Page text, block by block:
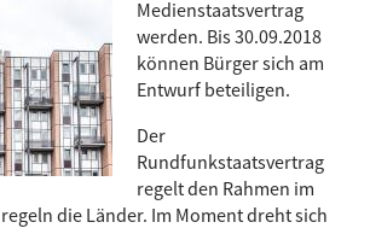
Medienstaatsvertrag
werden. Bis 30.09.2018
können Bürger sich am
Entwurf beteiligen.
Der
Rundfunkstaatsvertrag
regelt den Rahmen im
die Länder. Im Moment dreht sich